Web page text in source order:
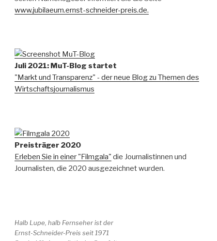
www.jubilaeum.ernst-schneider-preis.de.
Juli 2021: MuT-Blog startet
"Markt und Transparenz" - der neue Blog zu Themen des
Wirtschaftsjournalismus
Preisträger 2020
Erleben Sie in einer "Filmgala" die Journalistinnen und
Journalisten, die 2020 ausgezeichnet wurden.
Halb Lupe, halb Fernseher ist der
Ernst-Schneider-Preis seit 1971